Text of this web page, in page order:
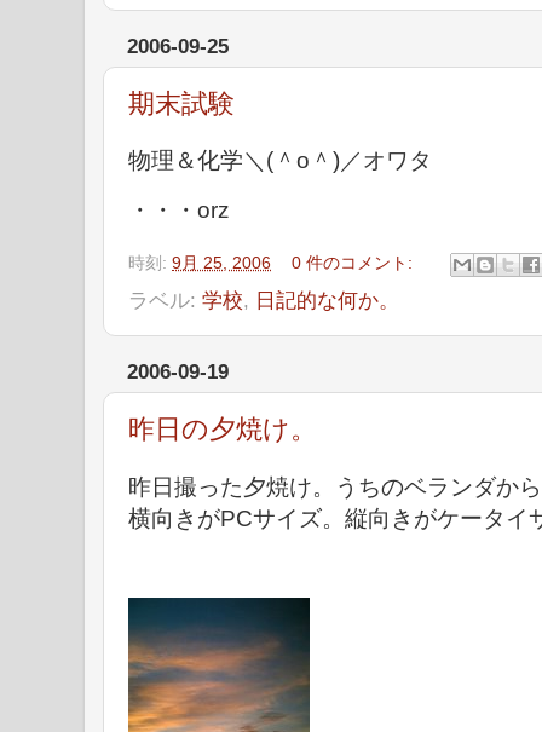
2006-09-25
期末試験
物理＆化学＼(＾o＾)／オワタ
・・・orz
時刻: 9月 25, 2006 0 件のコメント:
ラベル: 学校, 日記的な何か。
2006-09-19
昨日の夕焼け。
昨日撮った夕焼け。うちのベランダか
横向きがPCサイズ。縦向きがケータイ